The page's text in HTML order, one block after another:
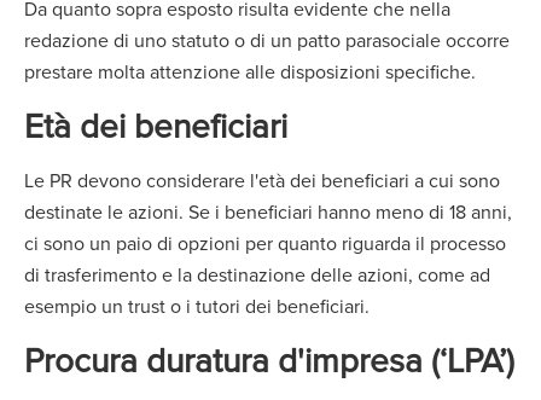
Da quanto sopra esposto risulta evidente che nella
redazione di uno statuto o di un patto parasociale occorre
prestare molta attenzione alle disposizioni specifiche.
Età dei beneficiari
Le PR devono considerare l'età dei beneficiari a cui sono
destinate le azioni. Se i beneficiari hanno meno di 18 anni,
ci sono un paio di opzioni per quanto riguarda il processo
di trasferimento e la destinazione delle azioni, come ad
esempio un trust o i tutori dei beneficiari.
Procura duratura d'impresa (‘LPA’)